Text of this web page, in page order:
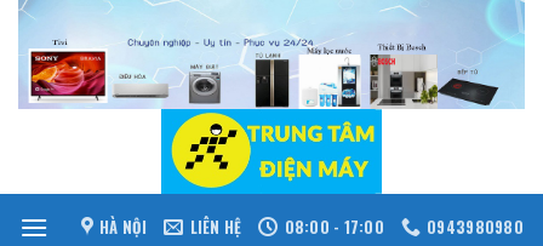
Skip
content
HÀ NỘI LIÊN HỆ 08:00 - 17:00 0943980980